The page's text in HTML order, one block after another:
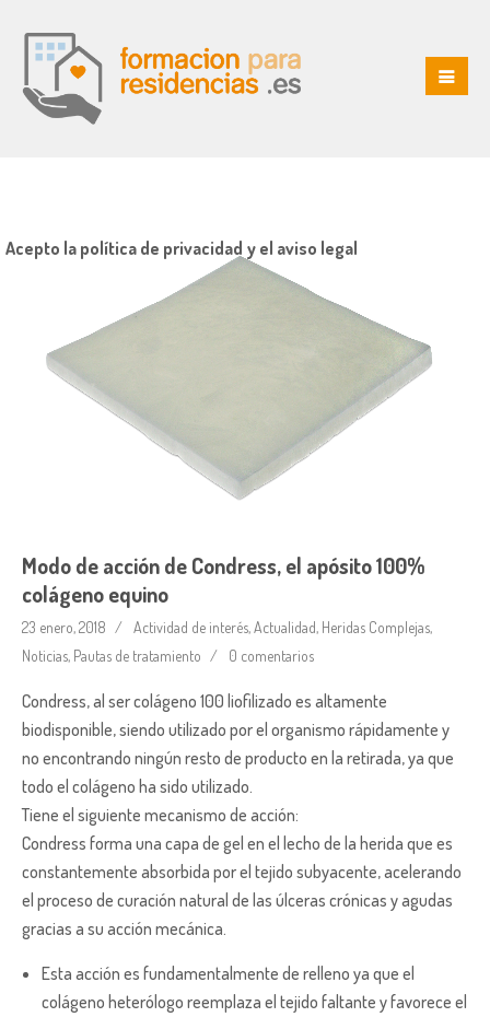
Modo de acción de Condress, el apósito 100%
colágeno equino
23 enero, 2018 Actividad de interés,Actualidad, Heridas Complejas,
Noticias, Pautas de tratamiento 0 comentarios
Condress, al ser colágeno 100 liofilizado es altamente
biodisponible, siendo utilizado por el organismo rápidamente y
no encontrando ningún resto de producto en la retirada, ya que
todo el colágeno ha sido utilizado.
Tiene el siguiente mecanismo de acción:
Condress forma una capa de gel en el lecho de la herida que es
constantemente absorbida por el tejido subyacente, acelerando
el proceso de curación natural de las úlceras crónicas y agudas
gracias a su acción mecánica.
Esta acción es fundamentalmente de relleno ya que el
colágeno heterólogo reemplaza el tejido faltante y favorece el
Acepto la política de privacidad y el aviso legal